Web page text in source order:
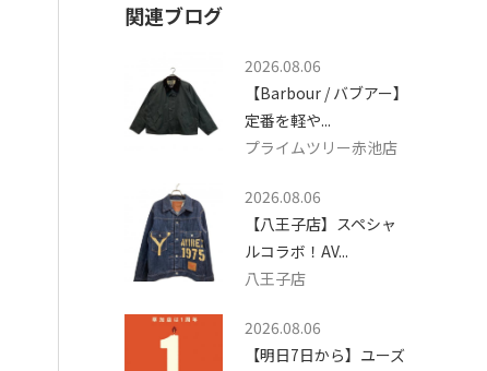
関連ブログ
2026.08.06
【Barbour / バブアー】
定番を軽や...
プライムツリー赤池店
2026.08.06
【八王子店】スペシャ
ルコラボ！AV...
八王子店
2026.08.06
【明日7日から】ユーズ